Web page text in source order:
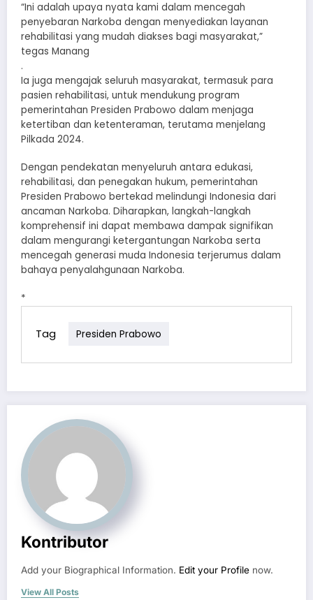
“Ini adalah upaya nyata kami dalam mencegah
penyebaran Narkoba dengan menyediakan layanan
rehabilitasi yang mudah diakses bagi masyarakat,”
tegas Manang
.
Ia juga mengajak seluruh masyarakat, termasuk para
pasien rehabilitasi, untuk mendukung program
pemerintahan Presiden Prabowo dalam menjaga
ketertiban dan ketenteraman, terutama menjelang
Pilkada 2024.
Dengan pendekatan menyeluruh antara edukasi,
rehabilitasi, dan penegakan hukum, pemerintahan
Presiden Prabowo bertekad melindungi Indonesia dari
ancaman Narkoba. Diharapkan, langkah-langkah
komprehensif ini dapat membawa dampak signifikan
dalam mengurangi ketergantungan Narkoba serta
mencegah generasi muda Indonesia terjerumus dalam
bahaya penyalahgunaan Narkoba.
*
Tag Presiden Prabowo
Kontributor
Add your Biographical Information. Edit your Profile now.
View All Posts